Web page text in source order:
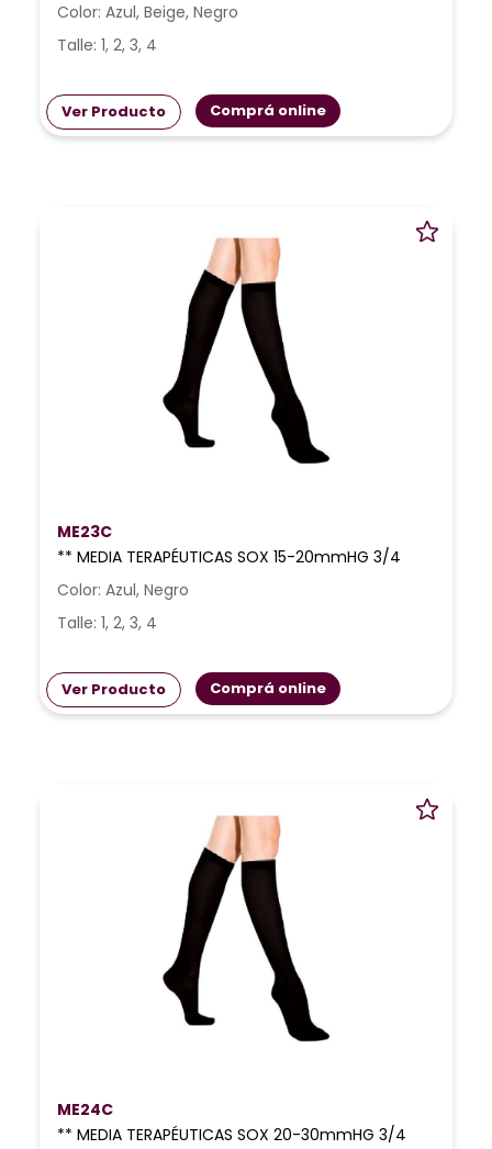
Color: Azul, Beige, Negro
Talle: 1, 2, 3, 4
Ver Producto Comprá online
ME23C
** MEDIA TERAPÉUTICAS SOX 15-20mmHG 3/4
Color: Azul, Negro
Talle: 1, 2, 3, 4
Ver Producto Comprá online
ME24C
** MEDIA TERAPÉUTICAS SOX 20-30mmHG 3/4